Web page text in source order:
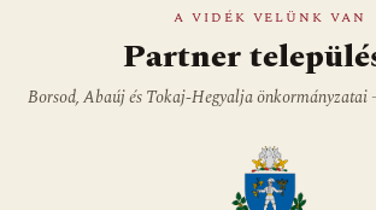
A VIDÉK VELÜNK VAN
Partner
Borsod, Abaúj és Tokaj-Hegyalja